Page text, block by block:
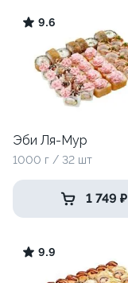
9.6
Эби Ля-Мур
1000 г / 32 шт
1 749 ₽
9.9